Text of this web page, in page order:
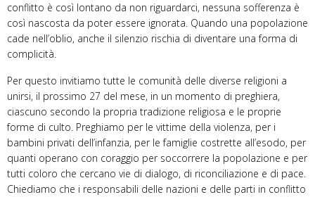
conflitto è così lontano da non riguardarci, nessuna sofferenza è
così nascosta da poter essere ignorata. Quando una popolazione
cade nell’oblio, anche il silenzio rischia di diventare una forma di
complicità.
Per questo invitiamo tutte le comunità delle diverse religioni a
unirsi, il prossimo 27 del mese, in un momento di preghiera,
ciascuno secondo la propria tradizione religiosa e le proprie
forme di culto. Preghiamo per le vittime della violenza, per i
bambini privati dell’infanzia, per le famiglie costrette all’esodo, per
quanti operano con coraggio per soccorrere la popolazione e per
tutti coloro che cercano vie di dialogo, di riconciliazione e di pace.
Chiediamo che i responsabili delle nazioni e delle parti in conflitto